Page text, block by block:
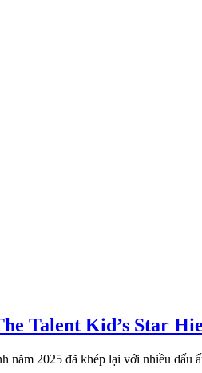
Talent Kid’s Star
2025 đã khép lại với nhiều dấu